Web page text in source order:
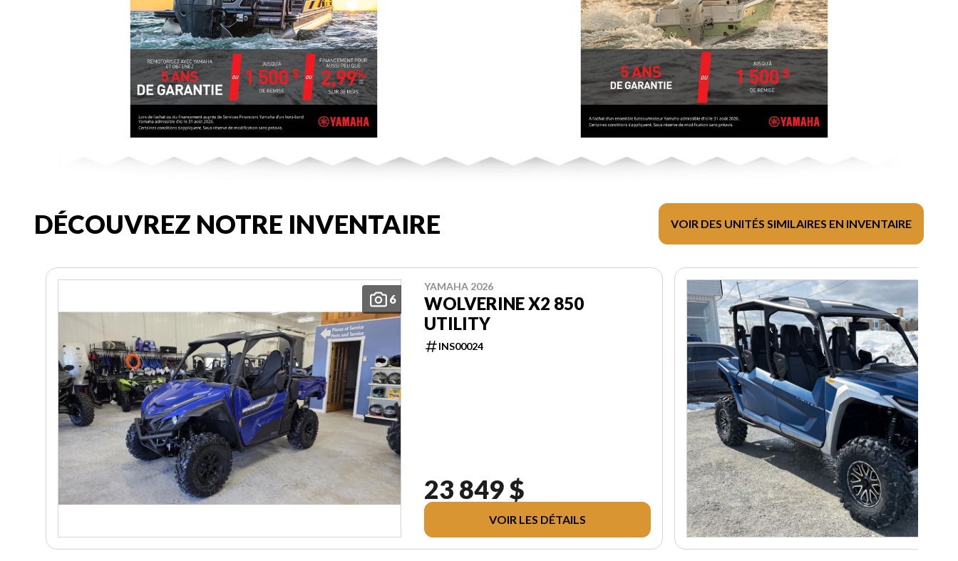
DÉCOUVREZ NOTRE INVENTAIRE VOIR DES UNITÉS SIMILAIRES EN INVENTAIRE
6
YAMAHA 2026
WOLVERINE X2 850
UTILITY
INS00024
23 849 $
VOIR LES DÉTAILS